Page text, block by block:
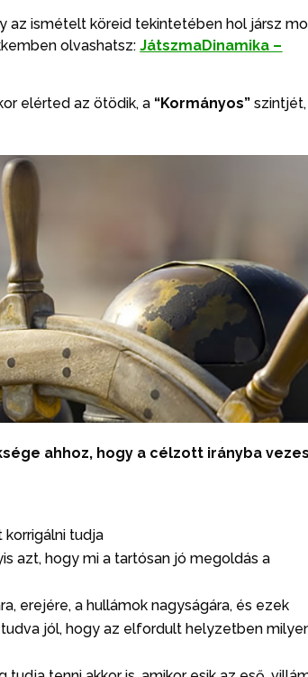
az ismételt köreid tekintetében hol jársz
olvashatsz:JátszmaDinamika –
elérted az ötödik, a “Kormányos”
ahhoz, hogy a célzott irányba
korrigálni tudja
azt, hogy mi a tartósan jó megoldás a
erejére, a hullámok nagyságára, és ezek
jól, hogy az elfordult helyzetben